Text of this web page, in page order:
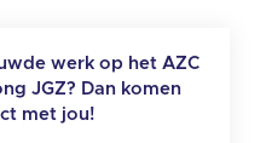
werk op het AZC
JGZ? Dan komen
met jou!